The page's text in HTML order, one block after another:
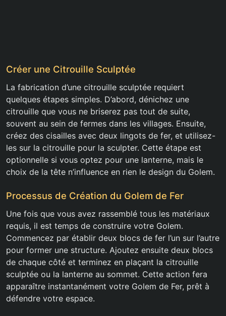
Créer une Citrouille Sculptée
La fabrication d’une citrouille sculptée requiert
quelques étapes simples. D’abord, dénichez une
citrouille que vous ne briserez pas tout de suite,
souvent au sein de fermes dans les villages. Ensuite,
créez des cisailles avec deux lingots de fer, et utilisez-
les sur la citrouille pour la sculpter. Cette étape est
optionnelle si vous optez pour une lanterne, mais le
choix de la tête n’influence en rien le design du Golem.
Processus de Création du Golem de Fer
Une fois que vous avez rassemblé tous les matériaux
requis, il est temps de construire votre Golem.
Commencez par établir deux blocs de fer l’un sur l’autre
pour former une structure. Ajoutez ensuite deux blocs
de chaque côté et terminez en plaçant la citrouille
sculptée ou la lanterne au sommet. Cette action fera
apparaître instantanément votre Golem de Fer, prêt à
défendre votre espace.